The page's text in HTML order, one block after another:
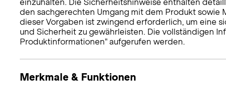
einzuhalten. Die Sicherheitshinweise enthalten
den sachgerechten Umgang mit dem Produkt sowie
dieser Vorgaben ist zwingend erforderlich, um eine
und Sicherheit zu gewährleisten. Die vollständigen
Produktinformationen" aufgerufen werden.
Merkmale & Funktionen